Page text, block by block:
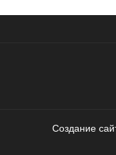
Создание